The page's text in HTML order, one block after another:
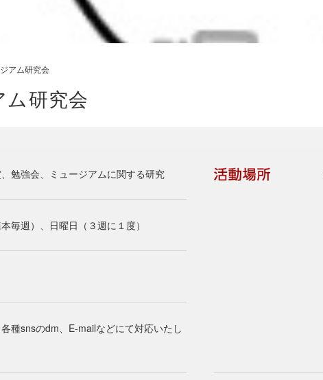
アム研究会
研究会
勉強会、ミュージアムに関する研究
毎週）、日曜日（３週に１度）
種snsのdm、E-mailなどにて対応いたし